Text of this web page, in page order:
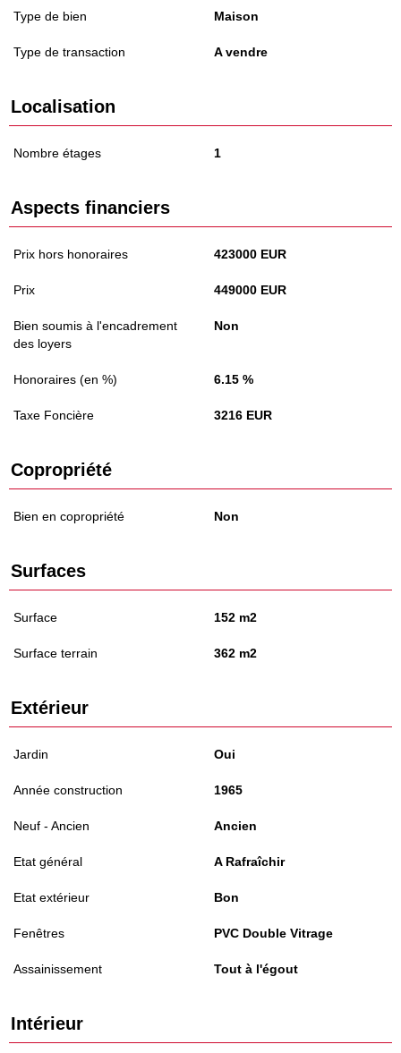
Type de bien Maison
Type de transaction A vendre
Localisation
Nombre étages 1
Aspects financiers
Prix hors honoraires 423000 EUR
Prix 449000 EUR
Bien soumis à l'encadrement
des loyers
Non
Honoraires (en %) 6.15 %
Taxe Foncière 3216 EUR
Copropriété
Bien en copropriété Non
Surfaces
Surface 152 m2
Surface terrain 362 m2
Extérieur
Jardin Oui
Année construction 1965
Neuf - Ancien Ancien
Etat général A Rafraîchir
Etat extérieur Bon
Fenêtres PVC Double Vitrage
Assainissement Tout à l'égout
Intérieur